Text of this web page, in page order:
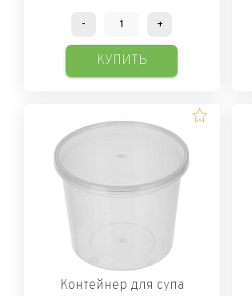
- +
КУПИТЬ
Контейнер для супа